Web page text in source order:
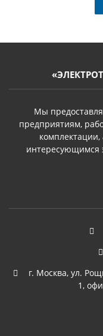
Мы
предприятиям,
интересующимся
г. Москва, ул.
1,